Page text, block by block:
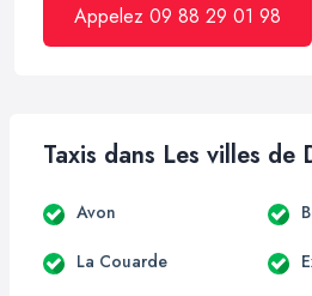
Appelez 09 88 29 01 98
Taxis dans Les villes de
Avon
La Couarde